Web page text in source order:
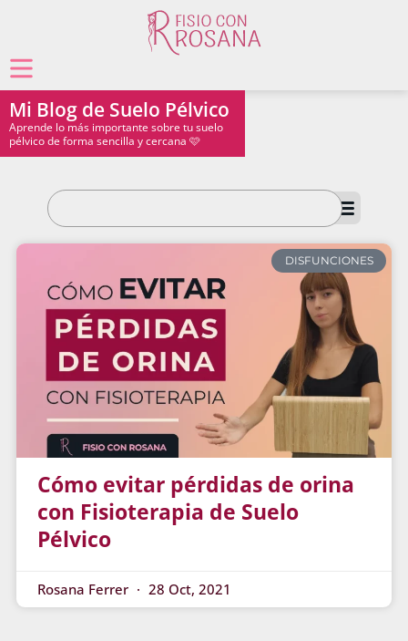
Mi Blog de Suelo Pélvico
Aprende lo más importante sobre tu suelo
pélvico de forma sencilla y cercana 🩷
DISFUNCIONES
Cómo evitar pérdidas de orina
con Fisioterapia de Suelo
Pélvico
Rosana Ferrer 28 Oct, 2021